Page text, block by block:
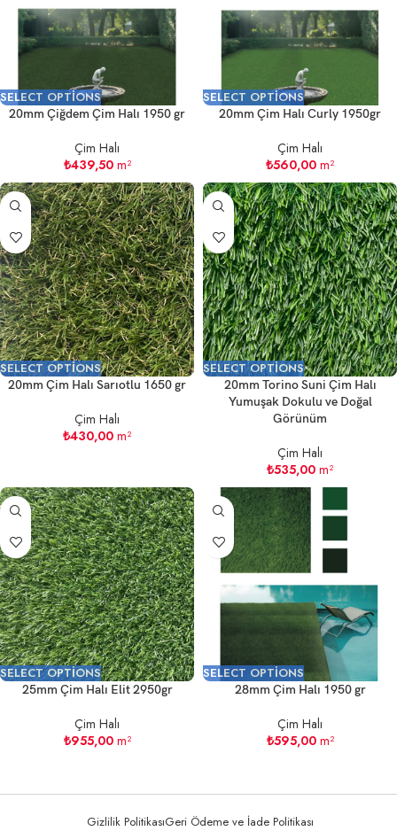
SELECT OPTIONS
20mm Çiğdem Çim Halı 1950 gr
Çim Halı
₺439,50m²
SELECT OPTIONS
20mm Çim Halı Curly 1950gr
Çim Halı
₺560,00 m²
SELECT OPTIONS
20mm Çim Halı Sarıotlu 1650 gr
Çim Halı
₺430,00 m²
SELECT OPTIONS
20mm Torino Suni Çim Halı
Yumuşak Dokulu ve Doğal
Görünüm
Çim Halı
₺535,00 m²
SELECT OPTIONS
25mm Çim Halı Elit 2950gr
Çim Halı
₺955,00m²
SELECT OPTIONS
28mm Çim Halı 1950 gr
Çim Halı
₺595,00m²
Gizlilik PolitikasıGeri Ödeme ve İade Politikası